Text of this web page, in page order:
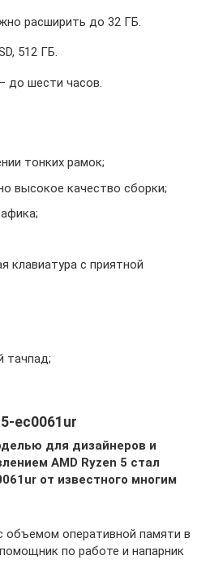
расширить до 32 ГБ.
512 ГБ.
до шести часов.
тонких рамок;
высокое качество сборки;
клавиатура с приятной
тачпад;
ec0061ur
для дизайнеров и
AMD Ryzen 5 стал
от известного многим
оперативной памяти в
по работе и напарник